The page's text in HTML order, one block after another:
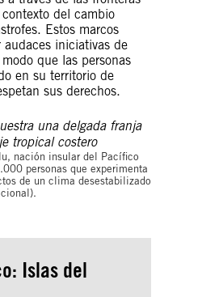
del cambio
Estos marcos
iniciativas de
que las personas
en su territorio de
sus derechos.
nación insular del Pacífico
personas que experimenta
de un clima desestabilizado
Islas del